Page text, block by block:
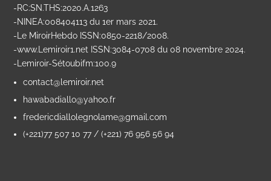
-RC:SN.THS:2020.A.1263
-NINEA:008404113 du 1er mars 2021.
-Le MiroirHebdo ISSN:0850-2218/2008.
-www.Lemiroir1.net ISSN:3084-0708 du 08 novembre 2024.
-Lemiroir-Sétoubifm:100.9
contact@lemiroir.net
hawabadiallo@yahoo.fr
fredericdiallolegnolame@gmail.com
(+221)77 507 10 77 / (+221) 76 956 56 94